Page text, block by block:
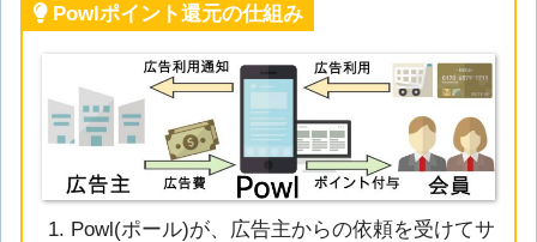
Powlポイント還元の仕組み
Powl(ポール)が、広告主からの依頼を受けてサ